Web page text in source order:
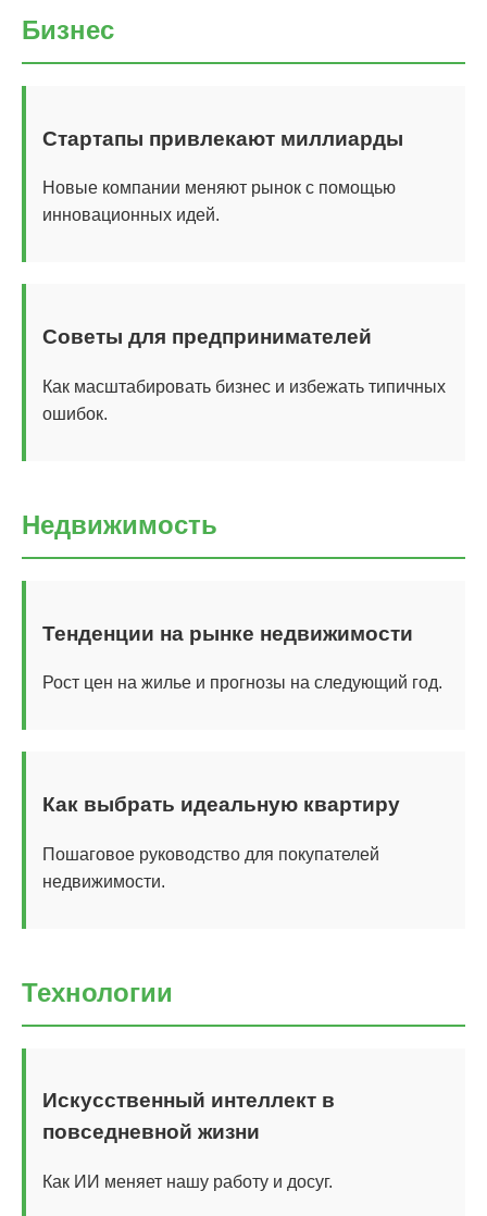
Бизнес
Стартапы привлекают миллиарды
Новые компании меняют рынок с помощью
инновационных идей.
Советы для предпринимателей
Как масштабировать бизнес и избежать типичных
ошибок.
Недвижимость
Тенденции на рынке недвижимости
Рост цен на жилье и прогнозы на следующий год.
Как выбрать идеальную квартиру
Пошаговое руководство для покупателей
недвижимости.
Технологии
Искусственный интеллект в
повседневной жизни
Как ИИ меняет нашу работу и досуг.